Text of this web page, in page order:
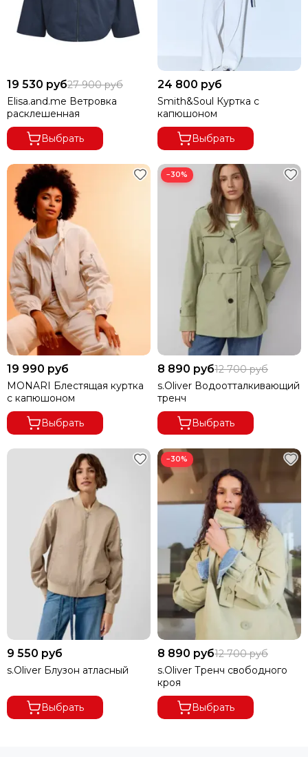
19 530 руб27 900 руб
Elisa.and.me Ветровка
расклешенная
Выбрать
24 800 руб
Smith&Soul Куртка с
капюшоном
Выбрать
19 990 руб
MONARI Блестящая куртка
с капюшоном
Выбрать
−30%
8 890 руб12 700 руб
s.Oliver Водоотталкивающий
тренч
Выбрать
9 550 руб
s.Oliver Блузон атласный
Выбрать
−30%
8 890 руб12 700 руб
s.Oliver Тренч свободного
кроя
Выбрать